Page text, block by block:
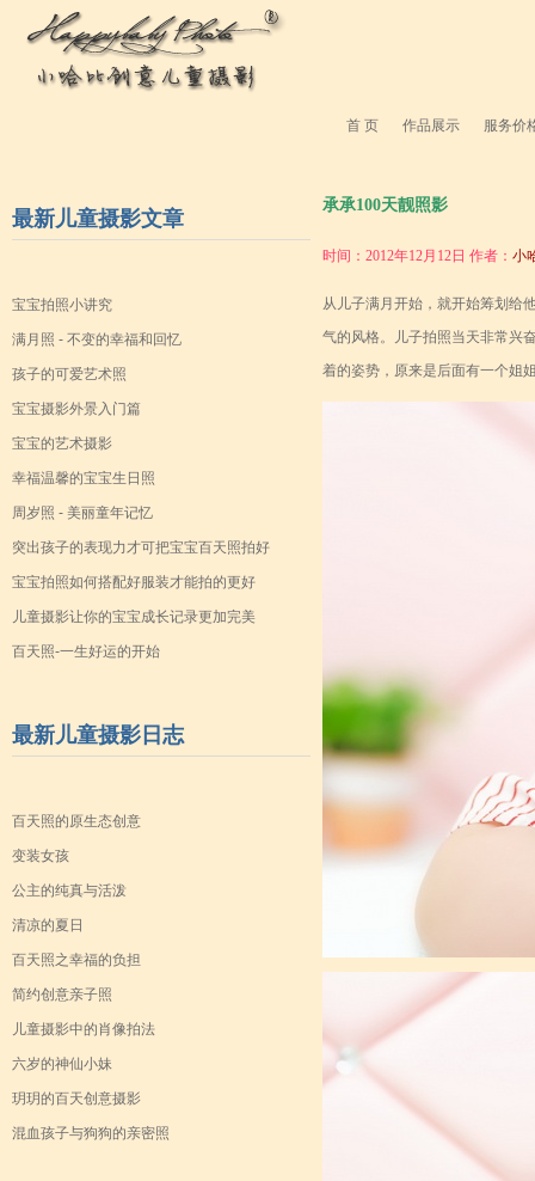
首 页 作品展示 服务价
最新儿童摄影文章
宝宝拍照小讲究
满月照 - 不变的幸福和回忆
孩子的可爱艺术照
宝宝摄影外景入门篇
宝宝的艺术摄影
幸福温馨的宝宝生日照
周岁照 - 美丽童年记忆
突出孩子的表现力才可把宝宝百天照拍好
宝宝拍照如何搭配好服装才能拍的更好
儿童摄影让你的宝宝成长记录更加完美
百天照-一生好运的开始
最新儿童摄影日志
百天照的原生态创意
变装女孩
公主的纯真与活泼
清凉的夏日
百天照之幸福的负担
简约创意亲子照
儿童摄影中的肖像拍法
六岁的神仙小妹
玥玥的百天创意摄影
混血孩子与狗狗的亲密照
承承100天靓照影
时间：2012年12月12日 作者： 小
从儿子满月开始，就开始筹划给
气的风格。儿子拍照当天非常兴
着的姿势，原来是后面有一个姐